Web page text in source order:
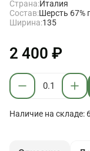
Страна:Италия
Состав:Шерсть 67%
Ширина:135
2 400 ₽
Наличие на складе: